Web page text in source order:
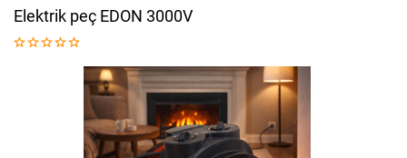
Elektrik peç EDON 3000V